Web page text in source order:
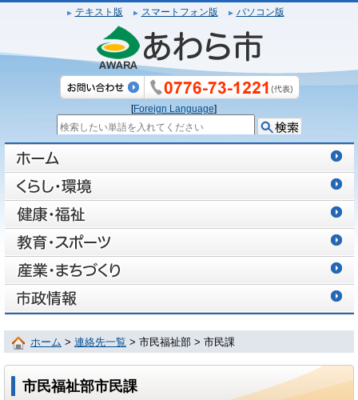
テキスト版 スマートフォン版 パソコン版
[Foreign Language]
ホーム > 連絡先一覧 > 市民福祉部 > 市民課
市民福祉部市民課